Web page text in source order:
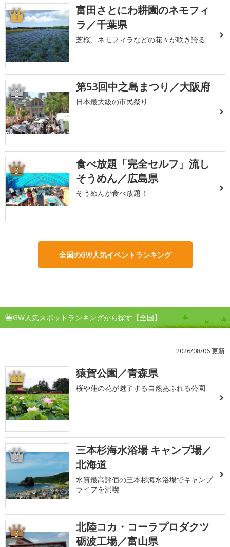
1
富田さとにわ耕園のネモフィ
ラ／千葉県
芝桜、ネモフィラなどの花々が咲き誇る
2 第53回中之島まつり／大阪府
日本最大級の市民祭り
3
食べ放題「完全セルフ」流し
そうめん／広島県
そうめんが食べ放題！
全国のGW人気イベントランキング
GW人気スポットランキングから探す【全国】
2026/08/06 更新
1 猿賀公園／青森県
桜や蓮の花が魅了する自然あふれる公園
2
三本杉海水浴場 キャンプ場／
北海道
水質最高評価の三本杉海水浴場でキャンプ
ライフを満喫
3
北陸コカ・コーラプロダクツ
砺波工場／富山県